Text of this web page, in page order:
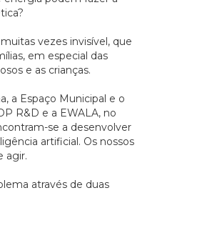
vezes invisível, que
em especial das
e as crianças.
a Espaço Municipal e o
R&D e a EWALA, no
se a desenvolver
artificial. Os nossos
agir.
através de duas